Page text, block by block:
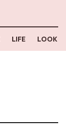
LIFE LOOK